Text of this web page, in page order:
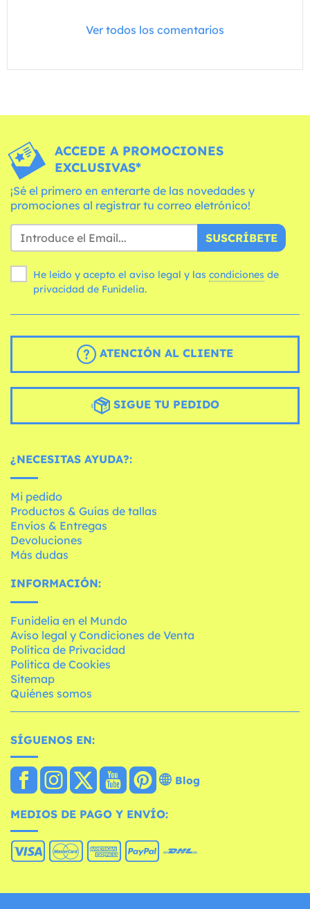
Ver todos los comentarios
ACCEDE A PROMOCIONES
EXCLUSIVAS*
¡Sé el primero en enterarte de las novedades y
promociones al registrar tu correo eletrónico!
SUSCRÍBETE
He leído y acepto el aviso legal y las condiciones
privacidad de Funidelia.
ATENCIÓN AL CLIENTE
SIGUE TU PEDIDO
¿NECESITAS AYUDA?:
Mi pedido
Productos & Guías de tallas
Envíos & Entregas
Devoluciones
Más dudas
INFORMACIÓN:
Funidelia en el Mundo
Aviso legal y Condiciones de Venta
Política de Privacidad
Política de Cookies
Sitemap
Quiénes somos
SÍGUENOS EN:
Blog
MEDIOS DE PAGO Y ENVÍO: